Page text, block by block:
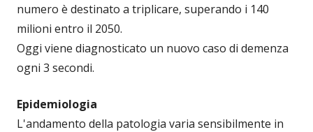
numero è destinato a triplicare, superando i 140
milioni entro il 2050.
Oggi viene diagnosticato un nuovo caso di demenza
ogni 3 secondi.
Epidemiologia
L'andamento della patologia varia sensibilmente in